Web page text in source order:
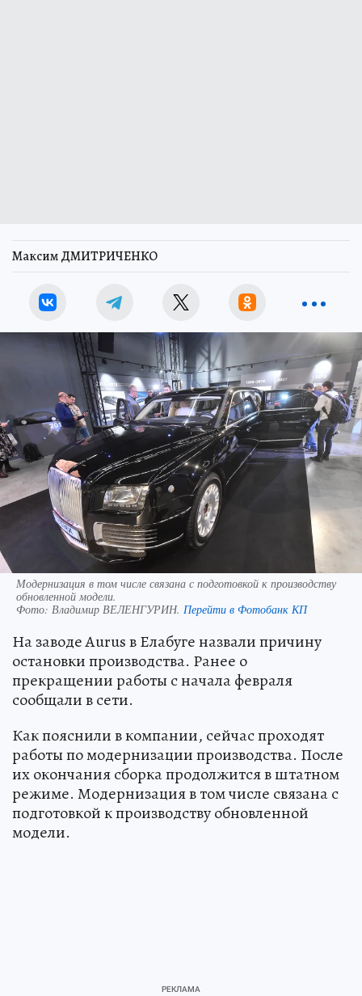
Максим ДМИТРИЧЕНКО
Модернизация в том числе связана с подготовкой к производству
обновленной модели.
Фото: Владимир ВЕЛЕНГУРИН. Перейти в Фотобанк КП
На заводе Aurus в Елабуге назвали причину
остановки производства. Ранее о
прекращении работы с начала февраля
сообщали в сети.
Как пояснили в компании, сейчас проходят
работы по модернизации производства. После
их окончания сборка продолжится в штатном
режиме. Модернизация в том числе связана с
подготовкой к производству обновленной
модели.